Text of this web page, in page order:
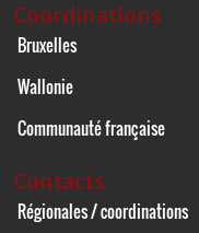
Coordinations
Bruxelles
Wallonie
Communauté française
Contacts
Régionales / coordinations